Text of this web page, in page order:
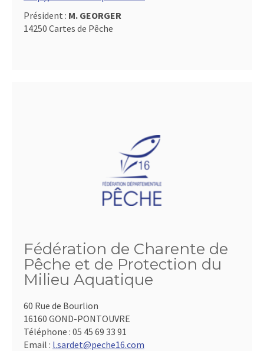
Président : M. GEORGER
14250 Cartes de Pêche
Fédération de Charente de
Pêche et de Protection du
Milieu Aquatique
60 Rue de Bourlion
16160 GOND-PONTOUVRE
Téléphone : 05 45 69 33 91
Email : l.sardet@peche16.com